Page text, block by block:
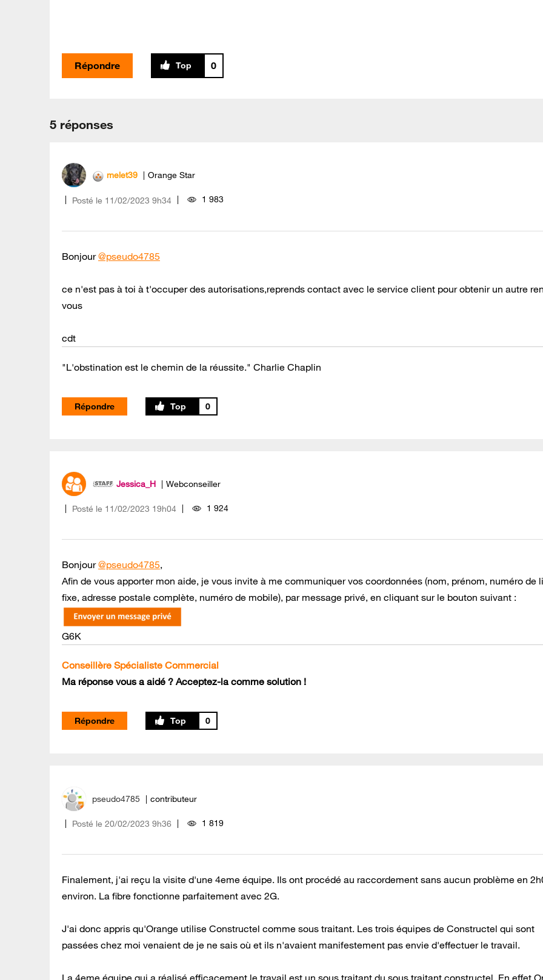
Répondre 0
5 réponses
melet39 Orange Star
Posté le ‎11/02/2023 9h34 1 983
Bonjour@pseudo4785
ce n'est pas à toi à t'occuper des autorisations,reprends contact avec le service client pour obtenir un autre
vous
cdt
"L'obstination est le chemin de la réussite." Charlie Chaplin
Répondre 0
Jessica_H Webconseiller
Posté le ‎11/02/2023 19h04 1 924
Bonjour@pseudo4785,
Afin de vous apporter mon aide, je vous invite à me communiquer vos coordonnées (nom, prénom, numéro de
fixe, adresse postale complète, numéro de mobile), par message privé, en cliquant sur le bouton suivant :
G6K
Conseillère Spécialiste Commercial
Ma réponse vous a aidé ? Acceptez-la comme solution !
Répondre 0
pseudo4785 contributeur
Posté le ‎20/02/2023 9h36 1 819
Finalement, j'ai reçu la visite d'une 4eme équipe. Ils ont procédé au raccordement sans aucun problème en
environ. La fibre fonctionne parfaitement avec 2G.
J'ai donc appris qu'Orange utilise Constructel comme sous traitant. Les trois équipes de Constructel qui sont
passées chez moi venaient de je ne sais où et ils n'avaient manifestement pas envie d'effectuer le travail.